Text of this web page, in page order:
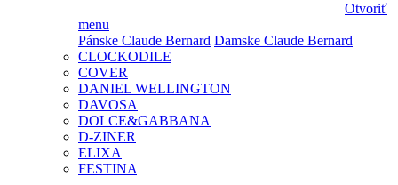
Otvoriť
menu
Pánske Claude Bernard Damske Claude Bernard
CLOCKODILE
COVER
DANIEL WELLINGTON
DAVOSA
DOLCE&GABBANA
D-ZINER
ELIXA
FESTINA